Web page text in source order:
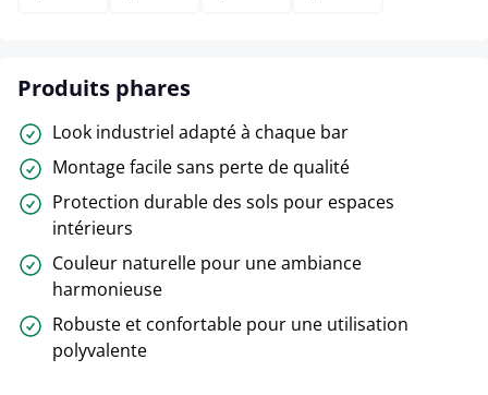
Produits phares
Look industriel adapté à chaque bar
Montage facile sans perte de qualité
Protection durable des sols pour espaces
intérieurs
Couleur naturelle pour une ambiance
harmonieuse
Robuste et confortable pour une utilisation
polyvalente